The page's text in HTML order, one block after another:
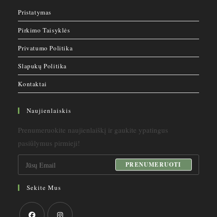
Geliai
Geliniai Lakai
SALE
Be kategorijos
Pristatymas
Pirkimo Taisyklės
Privatumo Politika
Slapukų Politika
Kontaktai
Naujienlaiskis
Prenumeruokite naujienlaiškį ir gaukite ypatingus
pasiūlymus pirmieji!
PRENUMERUOTI
Sekite Mus